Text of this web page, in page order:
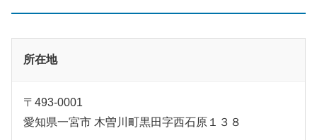
所在地
〒493-0001
愛知県一宮市 木曽川町黒田字西石原１３８